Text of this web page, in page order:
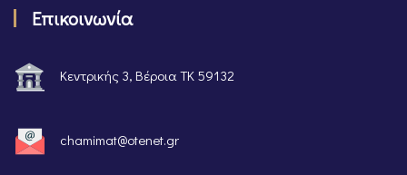
Επικοινωνία
Κεντρικής 3, Βέροια ΤΚ 59132
chamimat@otenet.gr